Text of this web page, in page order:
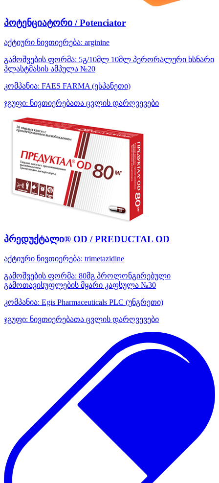
პოტენციატორი / Potenciator
აქტიური ნივთიერება: arginine
გამოშვების ფორმა: 5გ/10მლ 10მლ პერორალური ხსნარი
პლასტმასის ამპულა №20
კომპანია: FAES FARMA (ესპანეთი)
ჯგუფი: ნივთიერებათა ცვლის დარღვევები
პრედუქტალი® OD / PREDUCTAL OD
აქტიური ნივთიერება: trimetazidine
გამოშვების ფორმა: 80მგ პროლონგირებული
გამოთავისუფლების მყარი კაფსულა №30
კომპანია: Egis Pharmaceuticals PLC (უნგრეთი)
ჯგუფი: ნივთიერებათა ცვლის დარღვევები